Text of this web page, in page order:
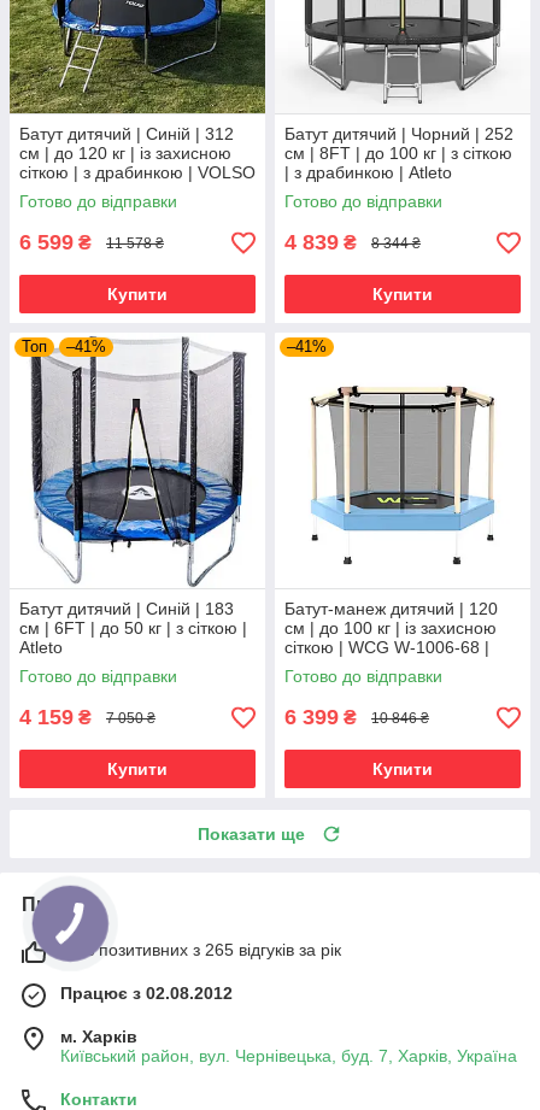
Батут дитячий | Синій | 312
см | до 120 кг | із захисною
сіткою | з драбинкою | VOLSO
VS1010 | для дому, дачі та
активного
Готово до відправки
6 599 ₴ 11 578 ₴
Купити
Батут дитячий | Чорний | 252
см | 8FT | до 100 кг | з сіткою
| з драбинкою | Atleto
Готово до відправки
4 839 ₴ 8 344 ₴
Купити
Топ –41%
Батут дитячий | Синій | 183
см | 6FT | до 50 кг | з сіткою |
Atleto
Готово до відправки
4 159 ₴ 7 050 ₴
Купити
–41%
Батут-манеж дитячий | 120
см | до 100 кг | із захисною
сіткою | WCG W-1006-68 |
для дому, дачі та активного
відпочинку
Готово до відправки
6 399 ₴ 10 846 ₴
Купити
Показати ще
Про нас
98% позитивних з 265 відгуків за рік
Працює з 02.08.2012
м. Харків
Київський район, вул. Чернівецька, буд. 7, Харків, Україна
Контакти